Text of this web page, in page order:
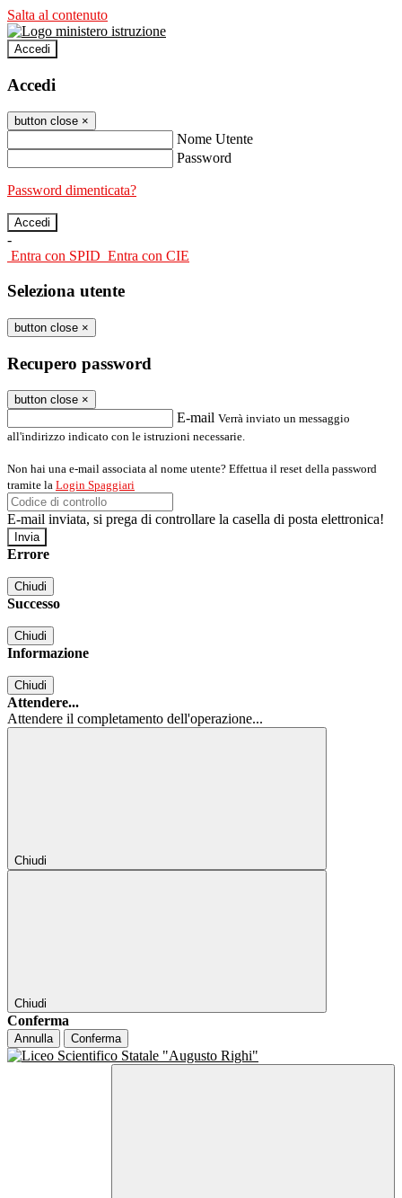
Salta al contenuto
Accedi
Accedi
button close ×
Nome Utente
Password
Password dimenticata?
-
Entra con SPID Entra con CIE
Seleziona utente
button close ×
Recupero password
button close ×
E-mail Verrà inviato un messaggio
all'indirizzo indicato con le istruzioni necessarie.
Non hai una e-mail associata al nome utente? Effettua il reset della password
tramite la Login Spaggiari
E-mail inviata, si prega di controllare la casella di posta elettronica!
Errore
Chiudi
Successo
Chiudi
Informazione
Chiudi
Attendere...
Attendere il completamento dell'operazione...
Chiudi
Chiudi
Conferma
Annulla Conferma